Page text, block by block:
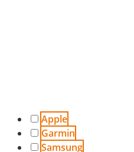
Apple
Garmin
Samsung